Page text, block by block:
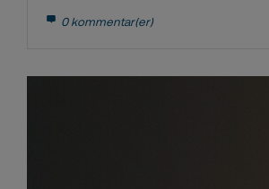
0 kommentar(er)